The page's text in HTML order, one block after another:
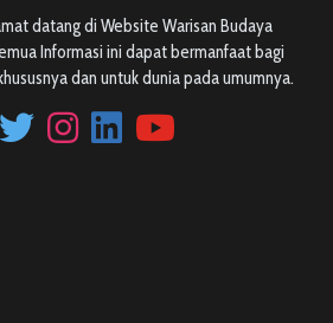
datang di Website Warisan Budaya
Informasi ini dapat bermanfaat bagi
dan untuk dunia pada umumnya.